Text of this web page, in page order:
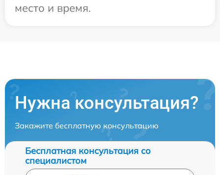
место и время.
Нужна консультация?
Закажите бесплатную консультацию
Бесплатная консультация со
специалистом